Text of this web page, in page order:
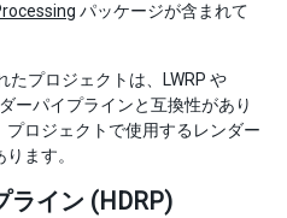
パッケージが含まれて
たプロジェクトは、LWRP や
ーパイプラインと互換性があり
プロジェクトで使用するレンダー
ます。
ライン (HDRP)